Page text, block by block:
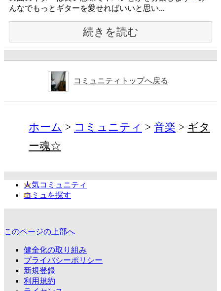
んなでもっとギターを愛せればいいと思い...
続きを読む
コミュニティトップへ戻る
ホーム コミュニティ 音楽
ギタ
ー魂☆
人気コミュニティ
コミュを探す
このページの上部へ
健全化の取り組み
プライバシーポリシー
新規登録
利用規約